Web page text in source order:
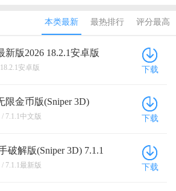
版(PUBG
MOBILE)
机(PUBG
MOBILE)
本类最新 最热排行 评分最高
新版2026 18.2.1安卓版
安卓版 下载
限金币版(Sniper 3D)
7.1.1中文版 下载
破解版(Sniper 3D) 7.1.1
7.1.1最新版 下载